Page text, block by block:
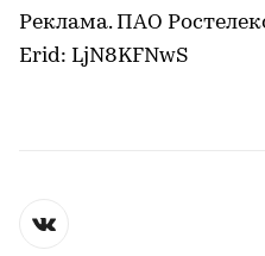
Реклама. ПАО
Erid: LjN8KFNwS